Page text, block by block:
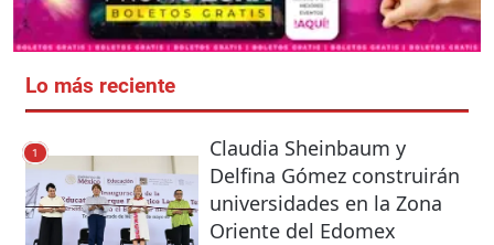
Lo más reciente
1
Claudia Sheinbaum y
Delfina Gómez construirán
universidades en la Zona
Oriente del Edomex